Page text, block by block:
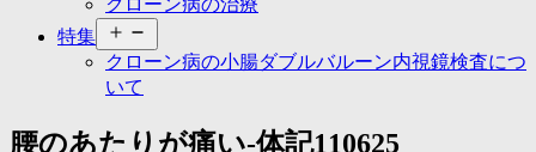
く
クローン病の治療
特集
ニ
ュ
開
クローン病の小腸ダブルバルーン内視鏡検査につ
いて
腰のあたりが痛い-体記110625